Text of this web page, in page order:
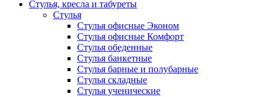
Стулья, кресла и табуреты
Стулья
Стулья офисные Эконом
Стулья офисные Комфорт
Стулья обеденные
Стулья банкетные
Стулья барные и полубарные
Стулья складные
Стулья ученические